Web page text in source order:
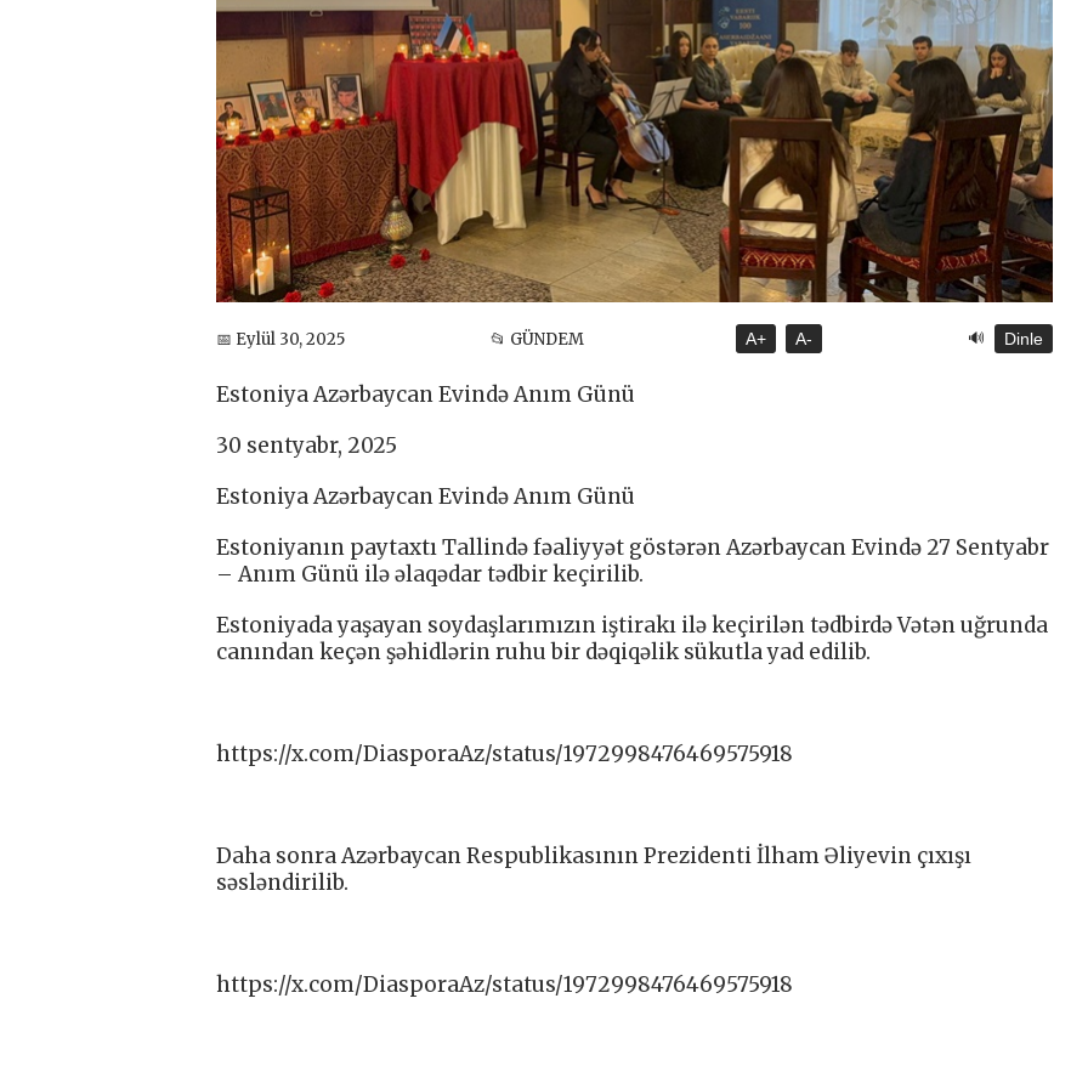
📅 Eylül 30, 2025 📂 GÜNDEM A+ A- 🔊 Dinle
Estoniya Azərbaycan Evində Anım Günü
30 sentyabr, 2025
Estoniya Azərbaycan Evində Anım Günü
Estoniyanın paytaxtı Tallində fəaliyyət göstərən Azərbaycan Evində 27 Sentyabr
– Anım Günü ilə əlaqədar tədbir keçirilib.
Estoniyada yaşayan soydaşlarımızın iştirakı ilə keçirilən tədbirdə Vətən uğrunda
canından keçən şəhidlərin ruhu bir dəqiqəlik sükutla yad edilib.
https://x.com/DiasporaAz/status/1972998476469575918
Daha sonra Azərbaycan Respublikasının Prezidenti İlham Əliyevin çıxışı
səsləndirilib.
https://x.com/DiasporaAz/status/1972998476469575918